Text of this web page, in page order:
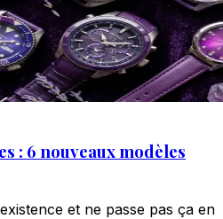
: 6 nouveaux modèles
et ne passe pas ça en